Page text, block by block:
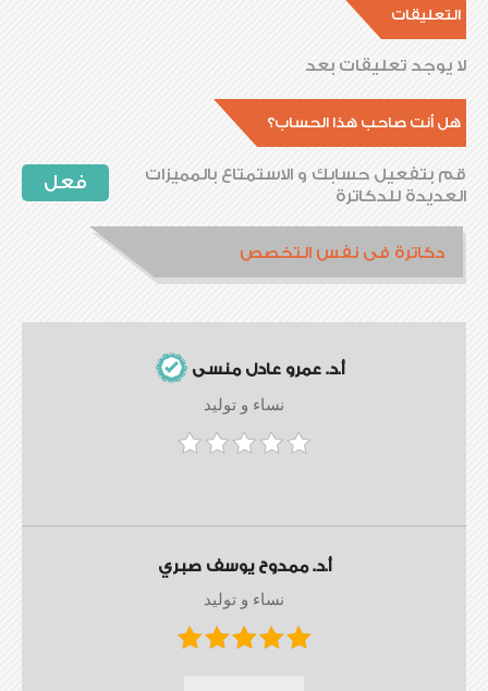
التعليقات
لا يوجد تعليقات بعد
هل أنت صاحب هذا الحساب؟
فعل
قم بتفعيل حسابك و الاستمتاع بالمميزات
العديدة للدكاترة
دكاترة فى نفس التخصص
أ.د. عمرو عادل منسى
نساء و توليد
أ.د. ممدوح يوسف صبري
نساء و توليد